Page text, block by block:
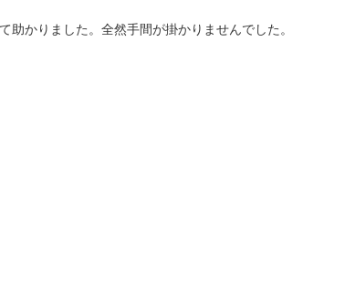
かりました。全然手間が掛かりませんでした。